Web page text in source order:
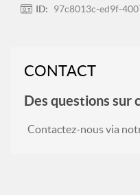
ID:
97c8013c-ed9f-
CONTACT
Des questions sur
Contactez-nous via